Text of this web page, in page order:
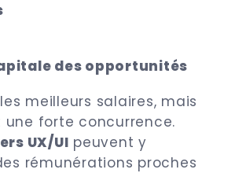
des opportunités
meilleurs salaires, mais
forte concurrence.
UX/UI peuvent y
rémunérations proches